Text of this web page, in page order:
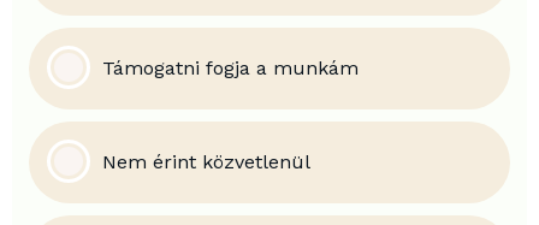
Támogatni fogja a munkám
Nem érint közvetlenül